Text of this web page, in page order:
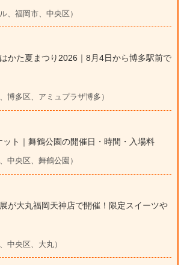
、福岡市、中央区）
かた夏まつり2026｜8月4日から博多駅前で
博多区、アミュプラザ博多）
ト｜舞鶴公園の開催日・時間・入場料
中央区、舞鶴公園）
が大丸福岡天神店で開催！限定スイーツや
中央区、大丸）